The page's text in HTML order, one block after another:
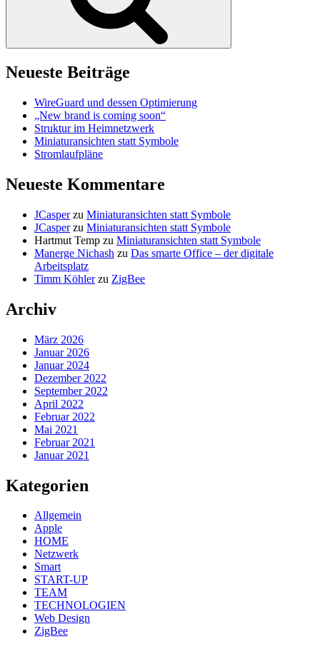
Neueste Beiträge
WireGuard und dessen Optimierung
„New brand is coming soon“
Struktur im Heimnetzwerk
Miniaturansichten statt Symbole
Stromlaufpläne
Neueste Kommentare
JCasperzu Miniaturansichten statt Symbole
JCasperzu Miniaturansichten statt Symbole
Hartmut Temp zu Miniaturansichten statt Symbole
Manerge Nichash zu Das smarte Office – der digitale
Arbeitsplatz
Timm Köhlerzu ZigBee
Archiv
März 2026
Januar 2026
Januar 2024
Dezember 2022
September 2022
April 2022
Februar 2022
Mai 2021
Februar 2021
Januar 2021
Kategorien
Allgemein
Apple
HOME
Netzwerk
Smart
START-UP
TEAM
TECHNOLOGIEN
Web Design
ZigBee